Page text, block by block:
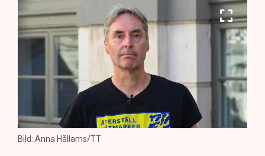
Bild: Anna Hållams/TT